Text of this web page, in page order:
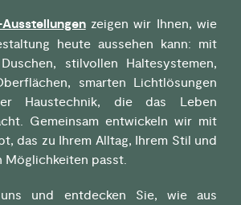
zeigen wir Ihnen, wie
heute aussehen kann: mit
stilvollen Haltesystemen,
smarten Lichtlösungen
Haustechnik, die das Leben
Gemeinsam entwickeln wir mit
das zu Ihrem Alltag, Ihrem Stil und
Möglichkeiten passt.
und entdecken Sie, wie aus